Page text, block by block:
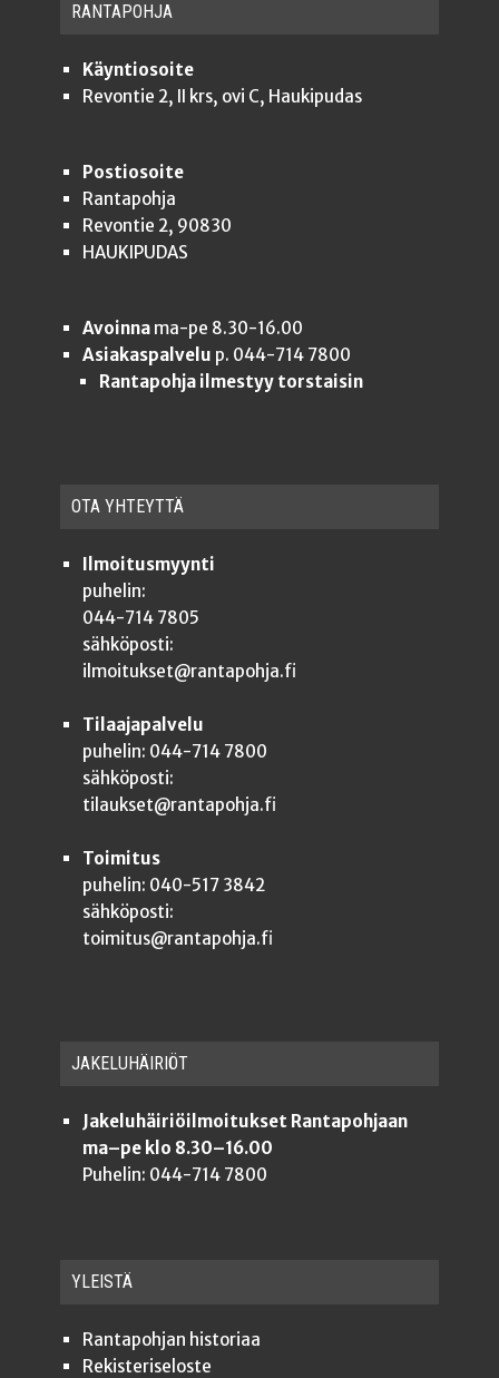
RAN­TA­POH­JA
Käyntiosoite
Revontie 2, II krs, ovi C, Haukipudas
Postiosoite
Rantapohja
Revontie 2, 90830
HAUKIPUDAS
Avoinnama-pe 8.30-16.00
Asiakaspalvelu p. 044-714 7800
Rantapohja ilmestyy torstaisin
OTA YHTEYT­TÄ
Ilmoitusmyynti
puhelin:
044-714 7805
sähköposti:
ilmoitukset@rantapohja.fi
Tilaajapalvelu
puhelin: 044-714 7800
sähköposti:
tilaukset@rantapohja.fi
Toimitus
puhelin: 040-517 3842
sähköposti:
toimitus@rantapohja.fi
JAKE­LU­HÄI­RIÖT
Jakeluhäiriöilmoitukset Rantapohjaan
ma–pe klo 8.30–16.00
Puhelin: 044-714 7800
YLEISTÄ
Ran­ta­poh­jan historiaa
Rekis­te­ri­se­los­te